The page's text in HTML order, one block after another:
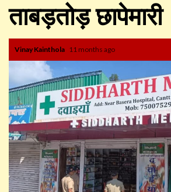
ताबड़तोड़ छापेमारी
Vinay Kainthola 11 months ago